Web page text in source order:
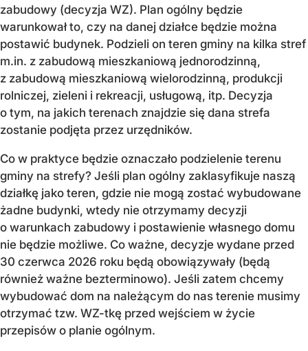
zabudowy (decyzja WZ). Plan ogólny będzie
warunkował to, czy na danej działce będzie można
postawić budynek. Podzieli on teren gminy na kilka stref
m.in. z zabudową mieszkaniową jednorodzinną,
z zabudową mieszkaniową wielorodzinną, produkcji
rolniczej, zieleni i rekreacji, usługową, itp. Decyzja
o tym, na jakich terenach znajdzie się dana strefa
zostanie podjęta przez urzędników.
Co w praktyce będzie oznaczało podzielenie terenu
gminy na strefy? Jeśli plan ogólny zaklasyfikuje naszą
działkę jako teren, gdzie nie mogą zostać wybudowane
żadne budynki, wtedy nie otrzymamy decyzji
o warunkach zabudowy i postawienie własnego domu
nie będzie możliwe. Co ważne, decyzje wydane przed
30 czerwca 2026 roku będą obowiązywały (będą
również ważne bezterminowo). Jeśli zatem chcemy
wybudować dom na należącym do nas terenie musimy
otrzymać tzw. WZ-tkę przed wejściem w życie
przepisów o planie ogólnym.